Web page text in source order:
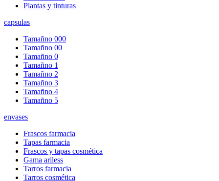
Plantas y tinturas
capsulas
Tamañno 000
Tamañno 00
Tamañno 0
Tamañno 1
Tamañno 2
Tamañno 3
Tamañno 4
Tamañno 5
envases
Frascos farmacia
Tapas farmacia
Frascos y tapas cosmética
Gama ariless
Tarros farmacia
Tarros cosmética